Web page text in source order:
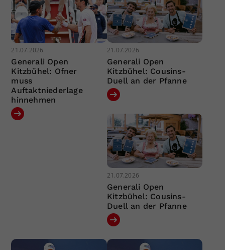
21.07.2026
Generali Open
Kitzbühel: Ofner
muss
Auftaktniederlage
hinnehmen
21.07.2026
Generali Open
Kitzbühel: Cousins-
Duell an der Pfanne
21.07.2026
Generali Open
Kitzbühel: Cousins-
Duell an der Pfanne